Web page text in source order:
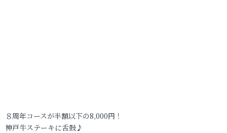
８周年コースが半額以下の8,000円！
神戸牛ステーキに舌鼓♪